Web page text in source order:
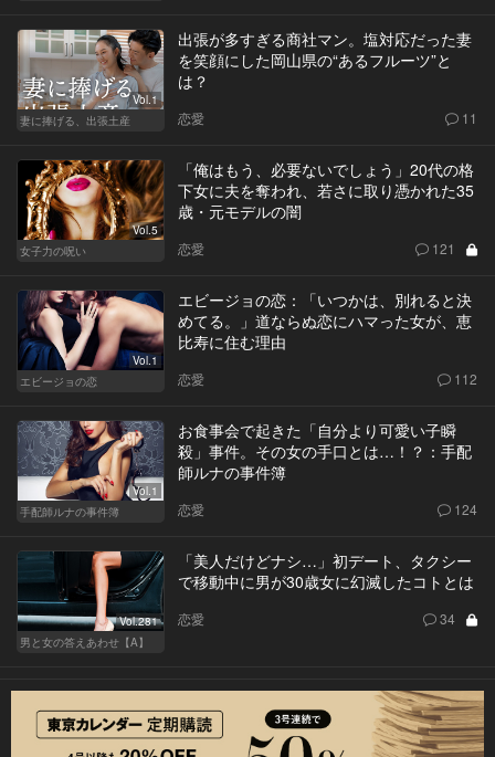
Vol.1
妻に捧げる、出張土産
出張が多すぎる商社マン。塩対応だった妻
を笑顔にした岡山県の“あるフルーツ”と
は？
恋愛 11
Vol.5
女子力の呪い
「俺はもう、必要ないでしょう」20代の格
下女に夫を奪われ、若さに取り憑かれた35
歳・元モデルの闇
恋愛 121
Vol.1
エビージョの恋
エビージョの恋：「いつかは、別れると決
めてる。」道ならぬ恋にハマった女が、恵
比寿に住む理由
恋愛 112
Vol.1
手配師ルナの事件簿
お食事会で起きた「自分より可愛い子瞬
殺」事件。その女の手口とは…！？：手配
師ルナの事件簿
恋愛 124
Vol.281
男と女の答えあわせ【A】
「美人だけどナシ…」初デート、タクシー
で移動中に男が30歳女に幻滅したコトとは
恋愛 34